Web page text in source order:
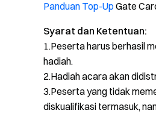
Panduan Top-Up Gate
Syarat dan Ketentuan:
1.Peserta harus berhasil
hadiah.
2.Hadiah acara akan
3.Peserta yang tidak
diskualifikasi termasuk,